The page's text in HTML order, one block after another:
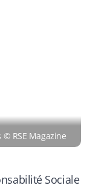
© RSE Magazine
Sociale